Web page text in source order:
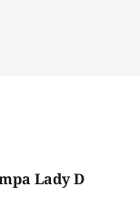
Lady D